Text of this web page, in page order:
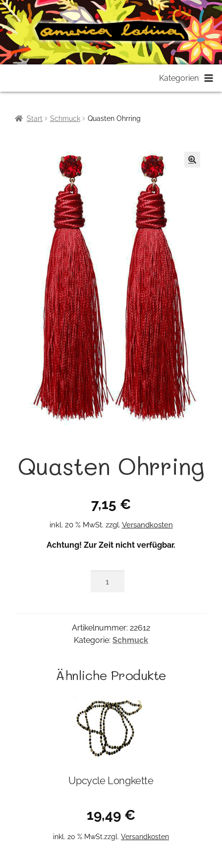
springen
springen
Kategorien
Start Schmuck Quasten Ohrring
Quasten Ohrring
7,15 €
inkl. 20 % MwSt. zzgl. Versandkosten
Achtung! Zur Zeit nicht verfügbar.
Artikelnummer: 22612
Kategorie: Schmuck
Ähnliche Produkte
Upcycle Longkette
19,49 €
inkl. 20 % MwSt.zzgl. Versandkosten